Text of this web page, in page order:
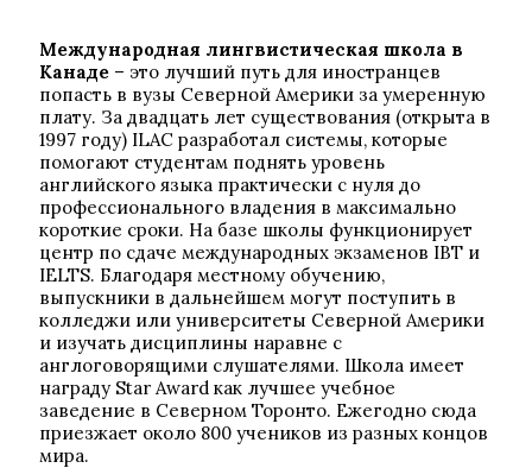
Международная лингвистическая школа в
Канаде – это лучший путь для иностранцев
попасть в вузы Северной Америки за умеренную
плату. За двадцать лет существования (открыта в
1997 году) ILAC разработал системы, которые
помогают студентам поднять уровень
английского языка практически с нуля до
профессионального владения в максимально
короткие сроки. На базе школы функционирует
центр по сдаче международных экзаменов IBT и
IELTS. Благодаря местному обучению,
выпускники в дальнейшем могут поступить в
колледжи или университеты Северной Америки
и изучать дисциплины наравне с
англоговорящими слушателями. Школа имеет
награду Star Award как лучшее учебное
заведение в Северном Торонто. Ежегодно сюда
приезжает около 800 учеников из разных концов
мира.